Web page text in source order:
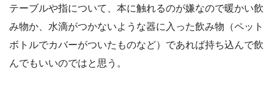
テーブルや指について、本に触れるのが嫌なので暖かい飲
み物か、水滴がつかないような器に入った飲み物（ペット
ボトルでカバーがついたものなど）であれば持ち込んで飲
んでもいいのではと思う。